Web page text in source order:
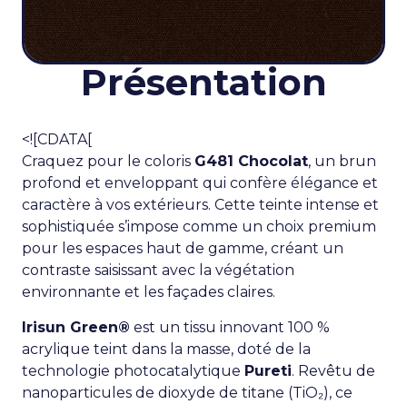
Présentation
<![CDATA[
Craquez pour le coloris G481 Chocolat, un brun
profond et enveloppant qui confère élégance et
caractère à vos extérieurs. Cette teinte intense et
sophistiquée s’impose comme un choix premium
pour les espaces haut de gamme, créant un
contraste saisissant avec la végétation
environnante et les façades claires.
Irisun Green® est un tissu innovant 100 %
acrylique teint dans la masse, doté de la
technologie photocatalytique Pureti. Revêtu de
nanoparticules de dioxyde de titane (TiO₂), ce